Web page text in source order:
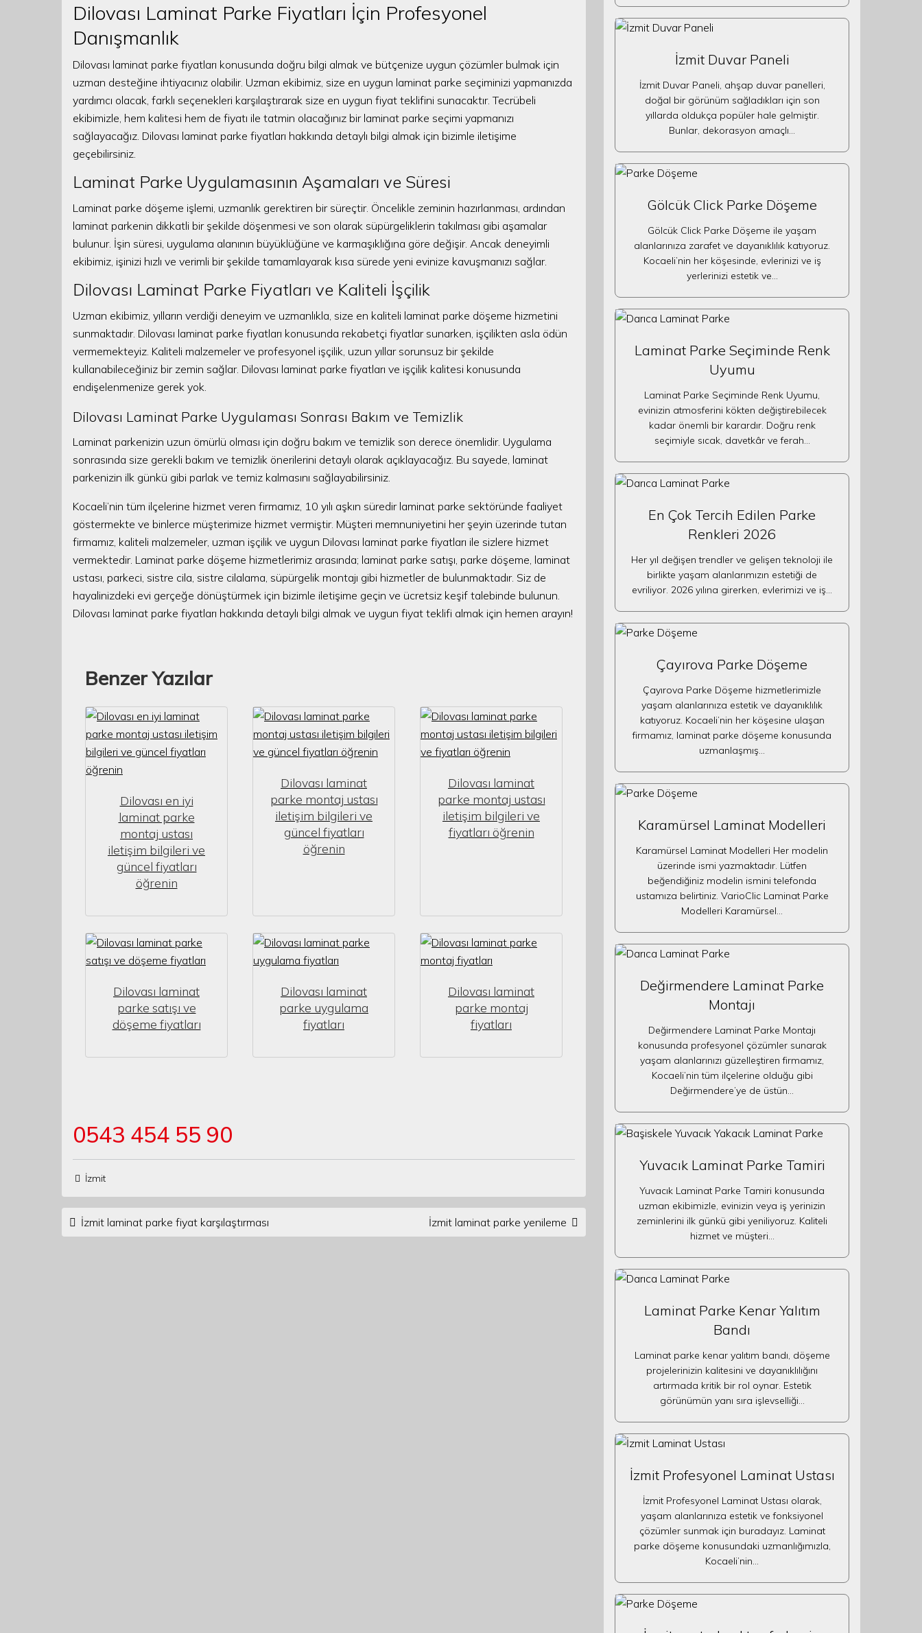
Dilovası Laminat Parke Fiyatları İçin Profesyonel
Danışmanlık
Dilovası laminat parke fiyatları konusunda doğru bilgi almak ve bütçenize uygun çözümler bulmak için
uzman desteğine ihtiyacınız olabilir. Uzman ekibimiz, size en uygun laminat parke seçiminizi yapmanızda
yardımcı olacak, farklı seçenekleri karşılaştırarak size en uygun fiyat teklifini sunacaktır. Tecrübeli
ekibimizle, hem kalitesi hem de fiyatı ile tatmin olacağınız bir laminat parke seçimi yapmanızı
sağlayacağız. Dilovası laminat parke fiyatları hakkında detaylı bilgi almak için bizimle iletişime
geçebilirsiniz.
Laminat Parke Uygulamasının Aşamaları ve Süresi
Laminat parke döşeme işlemi, uzmanlık gerektiren bir süreçtir. Öncelikle zeminin hazırlanması, ardından
laminat parkenin dikkatli bir şekilde döşenmesi ve son olarak süpürgeliklerin takılması gibi aşamalar
bulunur. İşin süresi, uygulama alanının büyüklüğüne ve karmaşıklığına göre değişir. Ancak deneyimli
ekibimiz, işinizi hızlı ve verimli bir şekilde tamamlayarak kısa sürede yeni evinize kavuşmanızı sağlar.
Dilovası Laminat Parke Fiyatları ve Kaliteli İşçilik
Uzman ekibimiz, yılların verdiği deneyim ve uzmanlıkla, size en kaliteli laminat parke döşeme hizmetini
sunmaktadır. Dilovası laminat parke fiyatları konusunda rekabetçi fiyatlar sunarken, işçilikten asla ödün
vermemekteyiz. Kaliteli malzemeler ve profesyonel işçilik, uzun yıllar sorunsuz bir şekilde
kullanabileceğiniz bir zemin sağlar. Dilovası laminat parke fiyatları ve işçilik kalitesi konusunda
endişelenmenize gerek yok.
Dilovası Laminat Parke Uygulaması Sonrası Bakım ve Temizlik
Laminat parkenizin uzun ömürlü olması için doğru bakım ve temizlik son derece önemlidir. Uygulama
sonrasında size gerekli bakım ve temizlik önerilerini detaylı olarak açıklayacağız. Bu sayede, laminat
parkenizin ilk günkü gibi parlak ve temiz kalmasını sağlayabilirsiniz.
Kocaeli’nin tüm ilçelerine hizmet veren firmamız, 10 yılı aşkın süredir laminat parke sektöründe faaliyet
göstermekte ve binlerce müşterimize hizmet vermiştir. Müşteri memnuniyetini her şeyin üzerinde tutan
firmamız, kaliteli malzemeler, uzman işçilik ve uygun Dilovası laminat parke fiyatları ile sizlere hizmet
vermektedir. Laminat parke döşeme hizmetlerimiz arasında; laminat parke satışı, parke döşeme, laminat
ustası, parkeci, sistre cila, sistre cilalama, süpürgelik montajı gibi hizmetler de bulunmaktadır. Siz de
hayalinizdeki evi gerçeğe dönüştürmek için bizimle iletişime geçin ve ücretsiz keşif talebinde bulunun.
Dilovası laminat parke fiyatları hakkında detaylı bilgi almak ve uygun fiyat teklifi almak için hemen arayın!
Benzer Yazılar
Dilovası en iyi
laminat parke
montaj ustası
iletişim bilgileri ve
güncel fiyatları
öğrenin
Dilovası laminat
parke montaj ustası
iletişim bilgileri ve
güncel fiyatları
öğrenin
Dilovası laminat
parke montaj ustası
iletişim bilgileri ve
fiyatları öğrenin
Dilovası laminat
parke satışı ve
döşeme fiyatları
Dilovası laminat
parke uygulama
fiyatları
Dilovası laminat
parke montaj
fiyatları
0543 454 55 90
İzmit
Post navigation
İzmit laminat parke fiyat karşılaştırması İzmit laminat parke yenileme
İzmit Duvar Paneli
İzmit Duvar Paneli, ahşap duvar panelleri,
doğal bir görünüm sağladıkları için son
yıllarda oldukça popüler hale gelmiştir.
Bunlar, dekorasyon amaçlı…
Gölcük Click Parke Döşeme
Gölcük Click Parke Döşeme ile yaşam
alanlarınıza zarafet ve dayanıklılık katıyoruz.
Kocaeli’nin her köşesinde, evlerinizi ve iş
yerlerinizi estetik ve…
Laminat Parke Seçiminde Renk
Uyumu
Laminat Parke Seçiminde Renk Uyumu,
evinizin atmosferini kökten değiştirebilecek
kadar önemli bir karardır. Doğru renk
seçimiyle sıcak, davetkâr ve ferah…
En Çok Tercih Edilen Parke
Renkleri 2026
Her yıl değişen trendler ve gelişen teknoloji ile
birlikte yaşam alanlarımızın estetiği de
evriliyor. 2026 yılına girerken, evlerimizi ve iş…
Çayırova Parke Döşeme
Çayırova Parke Döşeme hizmetlerimizle
yaşam alanlarınıza estetik ve dayanıklılık
katıyoruz. Kocaeli’nin her köşesine ulaşan
firmamız, laminat parke döşeme konusunda
uzmanlaşmış…
Karamürsel Laminat Modelleri
Karamürsel Laminat Modelleri Her modelin
üzerinde ismi yazmaktadır. Lütfen
beğendiğiniz modelin ismini telefonda
ustamıza belirtiniz. VarioClic Laminat Parke
Modelleri Karamürsel…
Değirmendere Laminat Parke
Montajı
Değirmendere Laminat Parke Montajı
konusunda profesyonel çözümler sunarak
yaşam alanlarınızı güzelleştiren firmamız,
Kocaeli’nin tüm ilçelerine olduğu gibi
Değirmendere’ye de üstün…
Yuvacık Laminat Parke Tamiri
Yuvacık Laminat Parke Tamiri konusunda
uzman ekibimizle, evinizin veya iş yerinizin
zeminlerini ilk günkü gibi yeniliyoruz. Kaliteli
hizmet ve müşteri…
Laminat Parke Kenar Yalıtım
Bandı
Laminat parke kenar yalıtım bandı, döşeme
projelerinizin kalitesini ve dayanıklılığını
artırmada kritik bir rol oynar. Estetik
görünümün yanı sıra işlevselliği…
İzmit Profesyonel Laminat Ustası
İzmit Profesyonel Laminat Ustası olarak,
yaşam alanlarınıza estetik ve fonksiyonel
çözümler sunmak için buradayız. Laminat
parke döşeme konusundaki uzmanlığımızla,
Kocaeli’nin…